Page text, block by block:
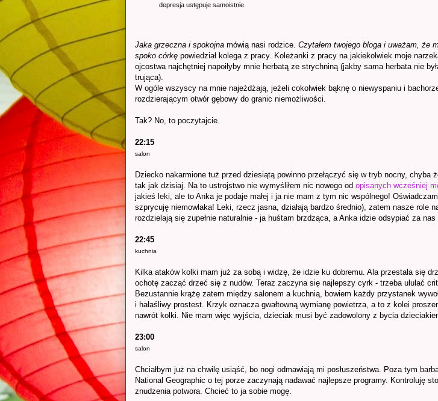
depresja ustępuje samoistnie.
Jaka grzeczna i spokojna mówią nasi rodzice. Czytałem twojego bloga i uważam, że
spoko córkę powiedział kolega z pracy. Koleżanki z pracy na jakiekolwiek moje
ojcostwa najchętniej napoiłyby mnie herbatą ze strychniną (jakby sama herbata nie
trująca).
W ogóle wszyscy na mnie najeżdżają, jeżeli cokolwiek bąknę o niewyspaniu i
rozdzierającym otwór gębowy do granic niemożliwości.
Tak? No, to poczytajcie.
22:15
salon
Dziecko nakarmione tuż przed dziesiątą powinno przełączyć się w tryb nocny, chyba
tak jak dzisiaj. Na to ustrojstwo nie wymyśliłem nic nowego od opisanych wcześniej
jakieś leki, ale to Anka je podaje małej i ja nie mam z tym nic wspólnego!
szprycuję niemowlaka! Leki, rzecz jasna, działają bardzo średnio), zatem nasze role
rozdzielają się zupełnie naturalnie - ja huśtam brzdząca, a Anka idzie odsypiać za nas
22:45
kuchnia
Kilka ataków kolki mam już za sobą i widzę, że idzie ku dobremu. Ala przestała się
ochotę zacząć drzeć się z nudów. Teraz zaczyna się najlepszy cyrk - trzeba ululać
Bezustannie krążę zatem między salonem a kuchnią, bowiem każdy przystanek
i hałaśliwy prostest. Krzyk oznacza gwałtowną wymianę powietrza, a to z kolei
nawrót kolki. Nie mam więc wyjścia, dzieciak musi być zadowolony z bycia
23:00
salon
Chciałbym już na chwilę usiąść, bo nogi odmawiają mi posłuszeństwa. Poza tym
National Geographic o tej porze zaczynają nadawać najlepsze programy. Kontroluję
znudzenia potwora. Chcieć to ja sobie mogę.